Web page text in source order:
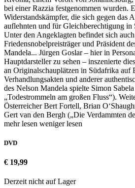
bei einer Razzia festgenommen wurden.
Widerstandskämpfer, die sich gegen das
auflehnten und für Gleichberechtigung in
Unter den Angeklagten befindet sich
Friedensnobelpreisträger und Präsident
Mandela... Jürgen Goslar – hier in
Hauptdarsteller zu sehen – inszenierte
an Originalschauplätzen in Südafrika auf
Verhandlungsakten und anderer
des Nelson Mandela spielte Simon
„Todestrommeln am großen Fluss“).
Österreicher Bert Fortell, Brian
Gert van den Bergh („Die Verdammten
mehr lesen weniger lesen
DVD
€ 19,99
Derzeit nicht auf Lager